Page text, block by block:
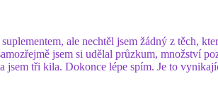
ale nechtěl jsem žádný z těch,
jsem si udělal průzkum,
jsem tři kila. Dokonce lépe spím. Je to